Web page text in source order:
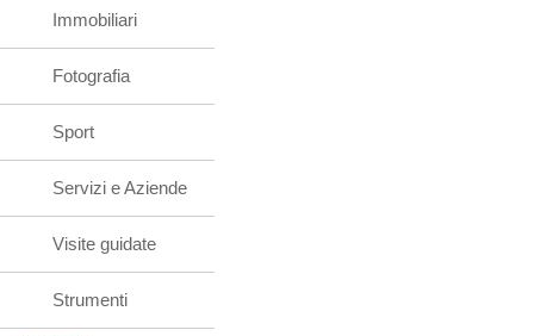
Immobiliari
Fotografia
Sport
Servizi e Aziende
Visite guidate
Strumenti